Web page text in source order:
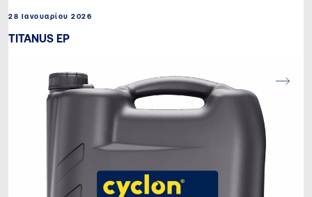
28 Ιανουαρίου 2026
TITANUS EP